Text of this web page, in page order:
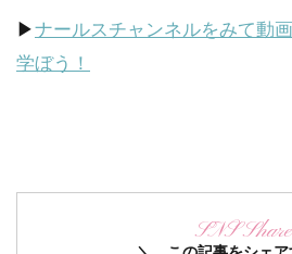
▶ナールスチャンネルをみて動
学ぼう！
SNS Share